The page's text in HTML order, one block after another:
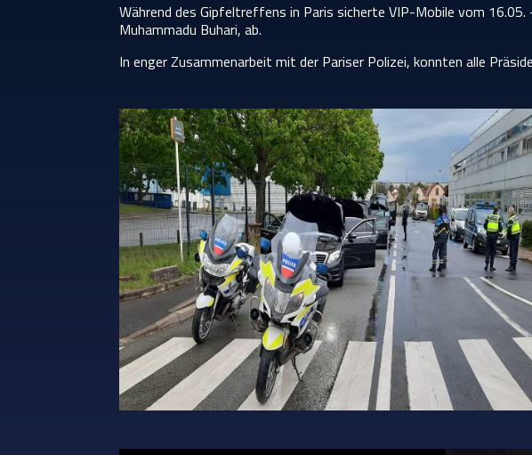
Während des Gipfeltreffens in Paris sicherte VIP-Mobile vom
Muhammadu Buhari, ab.
In enger Zusammenarbeit mit der Pariser Polizei, konnten alle